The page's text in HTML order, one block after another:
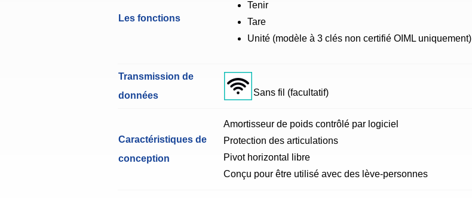
Les fonctions
Tenir
Tare
Unité (modèle à 3 clés non certifié OIML uniquement)
Transmission de
données
Sans fil (facultatif)
Caractéristiques de
conception
Amortisseur de poids contrôlé par logiciel
Protection des articulations
Pivot horizontal libre
Conçu pour être utilisé avec des lève-personnes